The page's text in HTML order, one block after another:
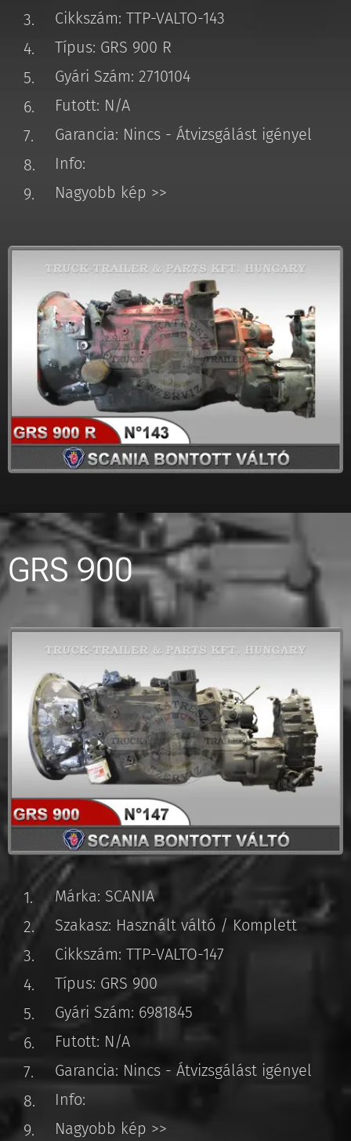
Cikkszám: TTP-VALTO-143
Típus: GRS 900 R
Gyári Szám: 2710104
Futott: N/A
Garancia: Nincs - Átvizsgálást igényel
Info:
Nagyobb kép >>
GRS 900
Márka: SCANIA
Szakasz: Használt váltó / Komplett
Cikkszám: TTP-VALTO-147
Típus: GRS 900
Gyári Szám: 6981845
Futott: N/A
Garancia: Nincs - Átvizsgálást igényel
Info:
Nagyobb kép >>